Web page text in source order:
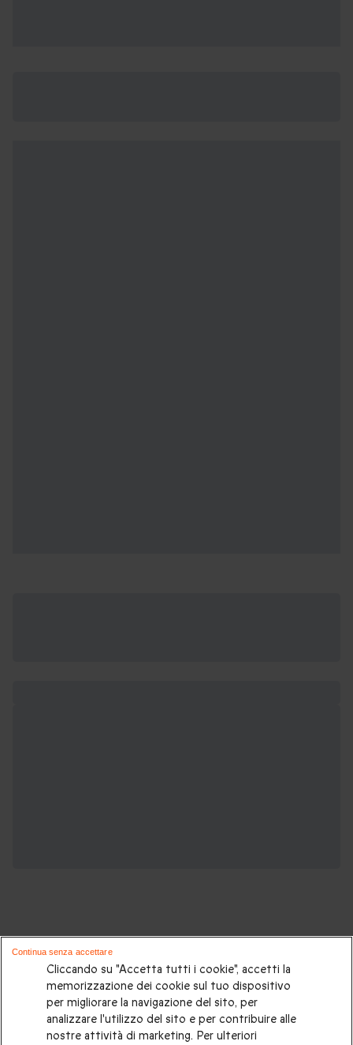
Potrebbero piacerti anche questi cofanetti
regalo:
Idee regalo originali|Regali di compleanno|Regali per la
Cliccando su "Accetta tutti i cookie", accetti la
memorizzazione dei cookie sul tuo dispositivo
per migliorare la navigazione del sito, per
analizzare l'utilizzo del sito e per contribuire alle
nostre attività di marketing. Per ulteriori
Continua senza accettare